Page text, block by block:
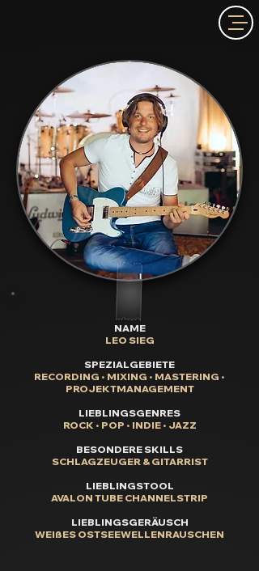
NAME
LEO SIEG
SPEZIALGEBIETE
RECORDING • MIXING • MASTERING •
PROJEKTMANAGEMENT
LIEBLINGSGENRES
ROCK • POP • INDIE • JAZZ
BESONDERE SKILLS
SCHLAGZEUGER & GITARRIST
LIEBLINGSTOOL
AVALON TUBE CHANNELSTRIP
LIEBLINGSGERÄUSCH
WEIßES OSTSEEWELLENRAUSCHEN